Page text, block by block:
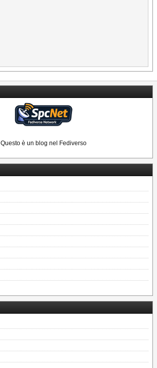
Questo è un blog nel Fediverso